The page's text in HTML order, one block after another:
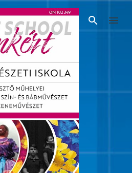
a fő tartalomra